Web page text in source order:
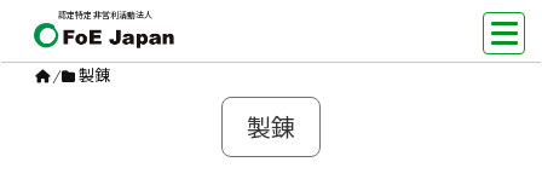
認定特定非営利活動法人
/ 製錬
製錬